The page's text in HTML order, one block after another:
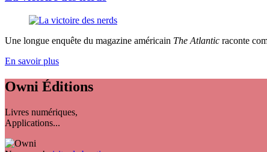
Une longue enquête du magazine américain The Atlantic raconte
En savoir plus
Owni Éditions
Livres numériques,
Applications...